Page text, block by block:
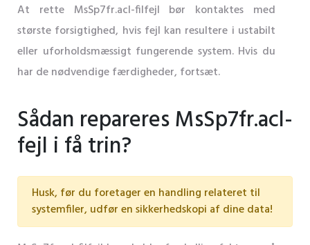
At rette MsSp7fr.acl-filfejl bør kontaktes med
største forsigtighed, hvis fejl kan resultere i ustabilt
eller uforholdsmæssigt fungerende system. Hvis du
har de nødvendige færdigheder, fortsæt.
Sådan repareres MsSp7fr.acl-
fejl i få trin?
Husk, før du foretager en handling relateret til
systemfiler, udfør en sikkerhedskopi af dine data!